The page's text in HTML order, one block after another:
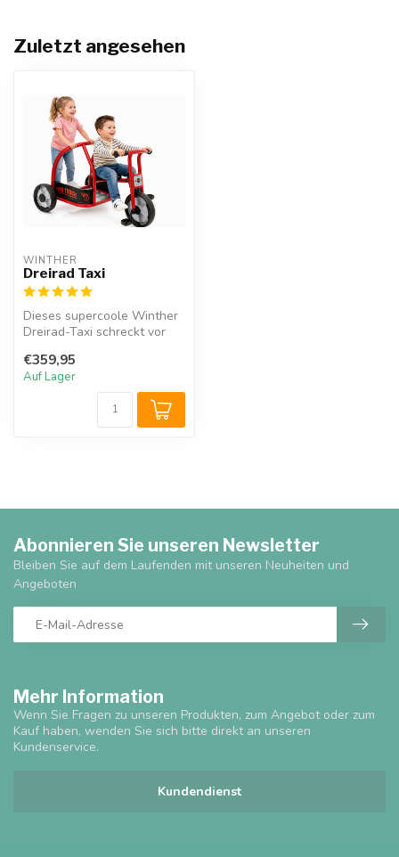
Zuletzt angesehen
WINTHER
Dreirad Taxi
Dieses supercoole Winther
Dreirad-Taxi schreckt vor
zurüc...
€359,95
Auf Lager
Mehr Information
Wenn Sie Fragen zu unseren Produkten, zum Angebot oder zum
Kauf haben, wenden Sie sich bitte direkt an unseren
Kundenservice.
Kundendienst
Abonnieren Sie unseren Newsletter
Bleiben Sie auf dem Laufenden mit unseren Neuheiten und
Angeboten